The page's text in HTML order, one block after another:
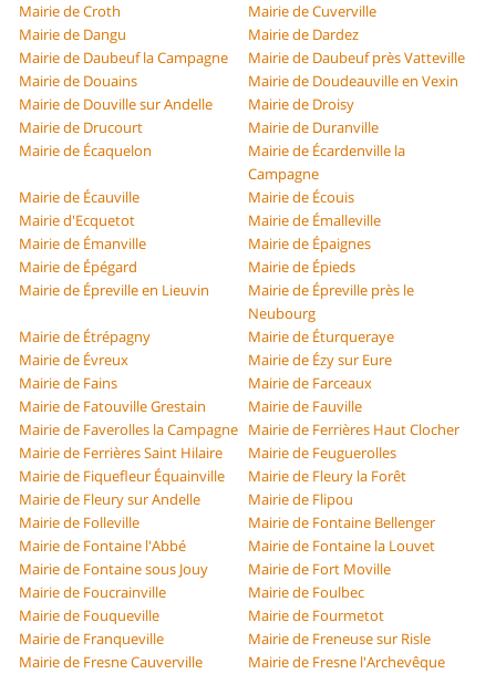
Mairie de Croth
Mairie de Cuverville
Mairie de Dangu
Mairie de Dardez
Mairie de Daubeuf la Campagne
Mairie de Daubeuf près Vatteville
Mairie de Douains
Mairie de Doudeauville en Vexin
Mairie de Douville sur Andelle
Mairie de Droisy
Mairie de Drucourt
Mairie de Duranville
Mairie de Écaquelon
Mairie de Écardenville la
Campagne
Mairie de Écauville
Mairie de Écouis
Mairie d'Ecquetot
Mairie de Émalleville
Mairie de Émanville
Mairie de Épaignes
Mairie de Épégard
Mairie de Épieds
Mairie de Épreville en Lieuvin
Mairie de Épreville près le
Neubourg
Mairie de Étrépagny
Mairie de Éturqueraye
Mairie de Évreux
Mairie de Ézy sur Eure
Mairie de Fains
Mairie de Farceaux
Mairie de Fatouville Grestain
Mairie de Fauville
Mairie de Faverolles la Campagne Mairie de Ferrières Haut Clocher
Mairie de Ferrières Saint Hilaire
Mairie de Feuguerolles
Mairie de Fiquefleur Équainville
Mairie de Fleury la Forêt
Mairie de Fleury sur Andelle
Mairie de Flipou
Mairie de Folleville
Mairie de Fontaine Bellenger
Mairie de Fontaine l'Abbé
Mairie de Fontaine la Louvet
Mairie de Fontaine sous Jouy
Mairie de Fort Moville
Mairie de Foucrainville
Mairie de Foulbec
Mairie de Fouqueville
Mairie de Fourmetot
Mairie de Franqueville
Mairie de Freneuse sur Risle
Mairie de Fresne Cauverville
Mairie de Fresne l'Archevêque